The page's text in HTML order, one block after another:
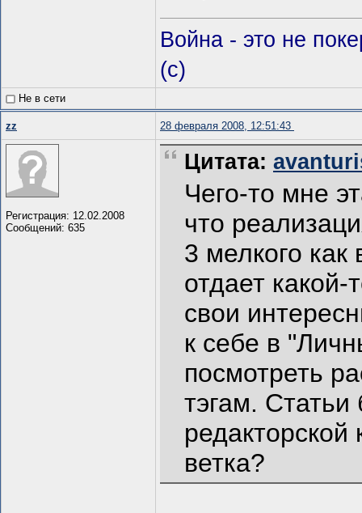
Война - это не
(c)
Не в сети
zz 28 февраля 2008, 12:51:43
Регистрация: 12.02.2008
Сообщений: 635
Цитата:
Чего-то мне
что
3 мелкого
отдает
свои
к себе в
посмотреть
тэгам. Статьи
ветка?